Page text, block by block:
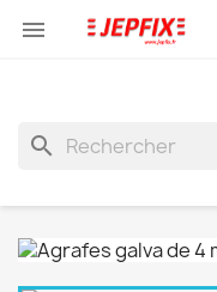

search